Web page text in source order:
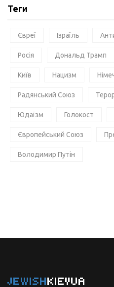
Теги
Євреї Ізраїль
Росія Дональд Трамп
Київ Нацизм
Радянський Союз
Юдаїзм Голокост
Європейський Союз
Володимир Путін
JEWISHKIEVUA